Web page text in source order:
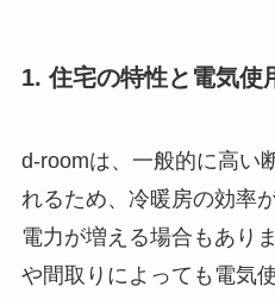
1. 住宅の特性と電気使
d-roomは、一般的に高い
れるため、冷暖房の効率
電力が増える場合もあり
や間取りによっても電気